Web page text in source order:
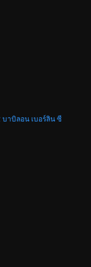
บาบิลอน เบอร์ลิน ซี